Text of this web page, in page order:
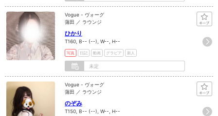
Vogue - ヴォーグ
蒲田 ／ ラウンジ
ひかり
T160, B-- (--), W--, H--
写真 日記 動画 グラビア 新人
未定
Vogue - ヴォーグ
蒲田 ／ ラウンジ
のぞみ
T150, B-- (--), W--, H--